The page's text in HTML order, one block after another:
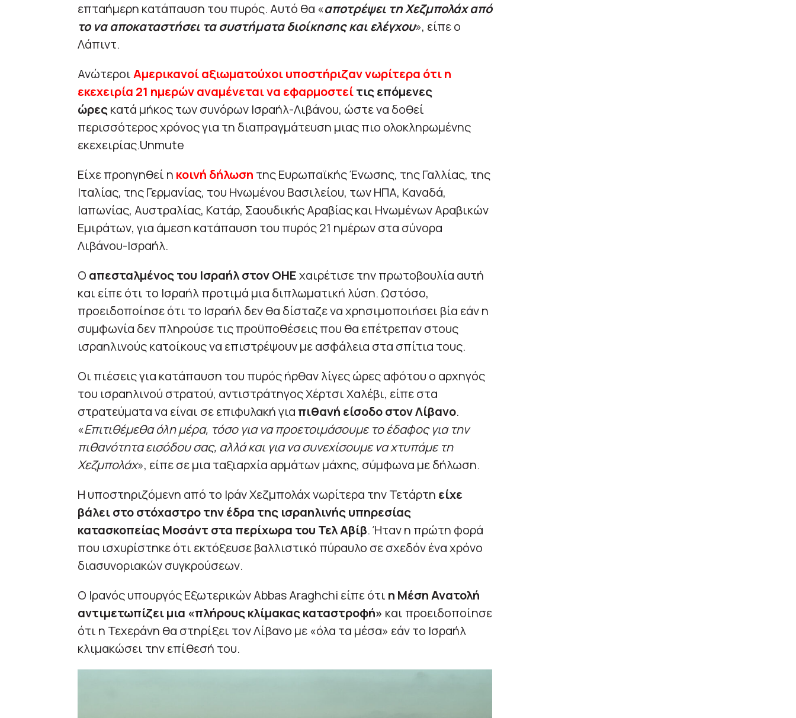
επταήμερη κατάπαυση του πυρός. Αυτό θα «αποτρέψει τη Χεζμπολάχ από
το να αποκαταστήσει τα συστήματα διοίκησης και ελέγχου», είπε ο
Λάπιντ.
ΑνώτεροιΑμερικανοί αξιωματούχοι υποστήριζαν νωρίτερα ότι η
εκεχειρία 21 ημερών αναμένεται να εφαρμοστεί τις επόμενες
ώρεςκατά μήκος των συνόρων Ισραήλ-Λιβάνου, ώστε να δοθεί
περισσότερος χρόνος για τη διαπραγμάτευση μιας πιο ολοκληρωμένης
εκεχειρίας.Unmute
Είχε προηγηθεί η κοινή δήλωση της Ευρωπαϊκής Ένωσης, της Γαλλίας, της
Ιταλίας, της Γερμανίας, του Ηνωμένου Βασιλείου, των ΗΠΑ, Καναδά,
Ιαπωνίας, Αυστραλίας, Κατάρ, Σαουδικής Αραβίας και Ηνωμένων Αραβικών
Εμιράτων, για άμεση κατάπαυση του πυρός 21 ημέρων στα σύνορα
Λιβάνου-Ισραήλ.
Ο απεσταλμένος του Ισραήλ στον ΟΗΕχαιρέτισε την πρωτοβουλία αυτή
και είπε ότι το Ισραήλ προτιμά μια διπλωματική λύση. Ωστόσο,
προειδοποίησε ότι το Ισραήλ δεν θα δίσταζε να χρησιμοποιήσει βία εάν η
συμφωνία δεν πληρούσε τις προϋποθέσεις που θα επέτρεπαν στους
ισραηλινούς κατοίκους να επιστρέψουν με ασφάλεια στα σπίτια τους.
Οι πιέσεις για κατάπαυση του πυρός ήρθαν λίγες ώρες αφότου ο αρχηγός
του ισραηλινού στρατού, αντιστράτηγος Χέρτσι Χαλέβι, είπε στα
στρατεύματα να είναι σε επιφυλακή για πιθανή είσοδο στον Λίβανο.
«Επιτιθέμεθα όλη μέρα, τόσο για να προετοιμάσουμε το έδαφος για την
πιθανότητα εισόδου σας, αλλά και για να συνεχίσουμε να χτυπάμε τη
Χεζμπολάχ», είπε σε μια ταξιαρχία αρμάτων μάχης, σύμφωνα με δήλωση.
Η υποστηριζόμενη από το Ιράν Χεζμπολάχ νωρίτερα την Τετάρτη είχε
βάλει στο στόχαστρο την έδρα της ισραηλινής υπηρεσίας
κατασκοπείας Μοσάντ στα περίχωρα του Τελ Αβίβ. Ήταν η πρώτη φορά
που ισχυρίστηκε ότι εκτόξευσε βαλλιστικό πύραυλο σε σχεδόν ένα χρόνο
διασυνοριακών συγκρούσεων.
Ο Ιρανός υπουργός Εξωτερικών Abbas Araghchi είπε ότι η Μέση Ανατολή
αντιμετωπίζει μια «πλήρους κλίμακας καταστροφή» και προειδοποίησε
ότι η Τεχεράνη θα στηρίξει τον Λίβανο με «όλα τα μέσα» εάν το Ισραήλ
κλιμακώσει την επίθεσή του.